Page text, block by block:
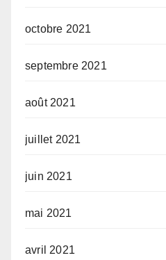
octobre 2021
septembre 2021
août 2021
juillet 2021
juin 2021
mai 2021
avril 2021